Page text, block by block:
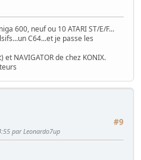
600, neuf ou 10 ATARI ST/E/F...
C64...et je passe les
et NAVIGATOR de chez KONIX.
#9
par Leonardo7up